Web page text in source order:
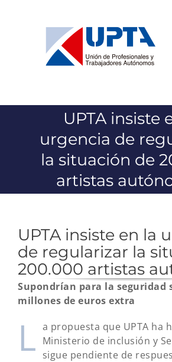
UPTA insiste
urgencia de
la situación de
artistas
UPTA insiste en la
de regularizar la
200.000 artistas
Supondrían para la seguridad
millones de euros extra
L a propuesta que UPTA ha
Ministerio de inclusión y
sigue pendiente de